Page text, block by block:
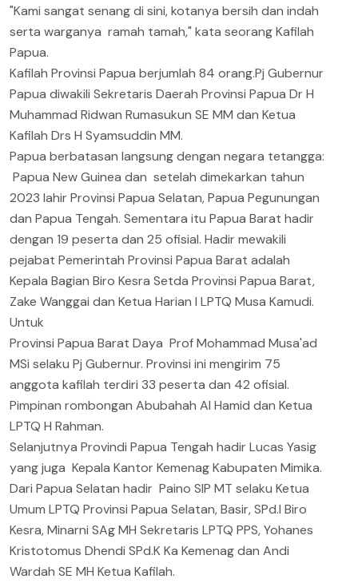
"Kami sangat senang di sini, kotanya bersih dan indah
serta warganya ramah tamah," kata seorang Kafilah
Papua.
Kafilah Provinsi Papua berjumlah 84 orang.Pj Gubernur
Papua diwakili Sekretaris Daerah Provinsi Papua Dr H
Muhammad Ridwan Rumasukun SE MM dan Ketua
Kafilah Drs H Syamsuddin MM.
Papua berbatasan langsung dengan negara tetangga:
Papua New Guinea dan setelah dimekarkan tahun
2023 lahir Provinsi Papua Selatan, Papua Pegunungan
dan Papua Tengah. Sementara itu Papua Barat hadir
dengan 19 peserta dan 25 ofisial. Hadir mewakili
pejabat Pemerintah Provinsi Papua Barat adalah
Kepala Bagian Biro Kesra Setda Provinsi Papua Barat,
Zake Wanggai dan Ketua Harian I LPTQ Musa Kamudi.
Untuk
Provinsi Papua Barat Daya Prof Mohammad Musa'ad
MSi selaku Pj Gubernur. Provinsi ini mengirim 75
anggota kafilah terdiri 33 peserta dan 42 ofisial.
Pimpinan rombongan Abubahah Al Hamid dan Ketua
LPTQ H Rahman.
Selanjutnya Provindi Papua Tengah hadir Lucas Yasig
yang juga Kepala Kantor Kemenag Kabupaten Mimika.
Dari Papua Selatan hadir Paino SIP MT selaku Ketua
Umum LPTQ Provinsi Papua Selatan, Basir, SPd.I Biro
Kesra, Minarni SAg MH Sekretaris LPTQ PPS, Yohanes
Kristotomus Dhendi SPd.K Ka Kemenag dan Andi
Wardah SE MH Ketua Kafilah.